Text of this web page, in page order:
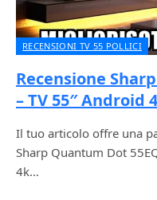
RECENSIONI TV 55 POLLICI
Recensione
– TV 55″ Android
Il tuo articolo offre una
Sharp Quantum Dot
4k…